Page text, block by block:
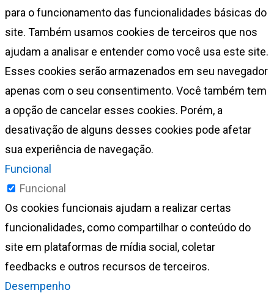
para o funcionamento das funcionalidades básicas do
site. Também usamos cookies de terceiros que nos
ajudam a analisar e entender como você usa este site.
Esses cookies serão armazenados em seu navegador
apenas com o seu consentimento. Você também tem
a opção de cancelar esses cookies. Porém, a
desativação de alguns desses cookies pode afetar
sua experiência de navegação.
Funcional
Funcional
Os cookies funcionais ajudam a realizar certas
funcionalidades, como compartilhar o conteúdo do
site em plataformas de mídia social, coletar
feedbacks e outros recursos de terceiros.
Desempenho